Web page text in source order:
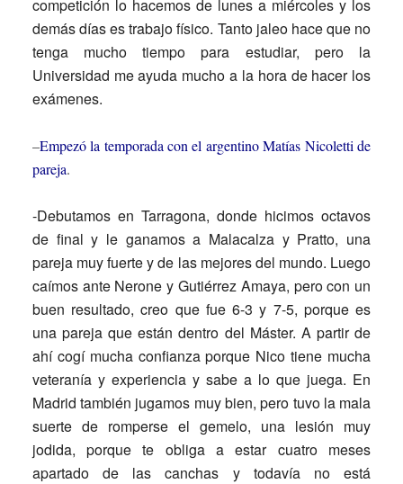
competición lo hacemos de lunes a miércoles y los
demás días es trabajo físico. Tanto jaleo hace que no
tenga mucho tiempo para estudiar, pero la
Universidad me ayuda mucho a la hora de hacer los
exámenes.
–Empezó la temporada con el argentino Matías Nicoletti de
pareja.
-Debutamos en Tarragona, donde hicimos octavos
de final y le ganamos a Malacalza y Pratto, una
pareja muy fuerte y de las mejores del mundo. Luego
caímos ante Nerone y Gutiérrez Amaya, pero con un
buen resultado, creo que fue 6-3 y 7-5, porque es
una pareja que están dentro del Máster. A partir de
ahí cogí mucha confianza porque Nico tiene mucha
veteranía y experiencia y sabe a lo que juega. En
Madrid también jugamos muy bien, pero tuvo la mala
suerte de romperse el gemelo, una lesión muy
jodida, porque te obliga a estar cuatro meses
apartado de las canchas y todavía no está